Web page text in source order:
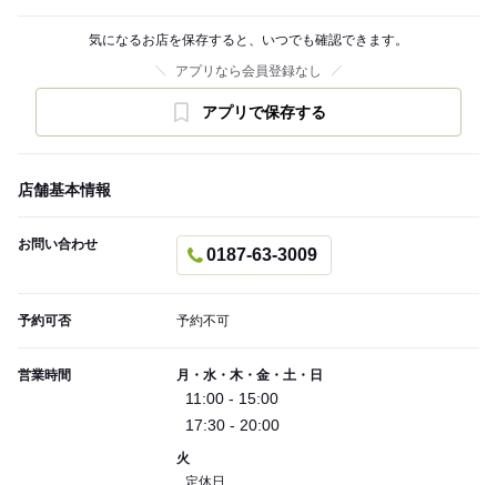
気になるお店を保存すると、いつでも確認できます。
アプリなら会員登録なし
アプリで保存する
店舗基本情報
お問い合わせ
0187-63-3009
予約可否 予約不可
営業時間 月・水・木・金・土・日
11:00 - 15:00
17:30 - 20:00
火